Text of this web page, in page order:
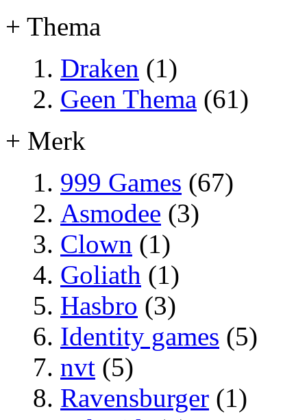
+ Thema
Draken (1)
Geen Thema (61)
+ Merk
999 Games (67)
Asmodee (3)
Clown (1)
Goliath (1)
Hasbro (3)
Identity games (5)
nvt (5)
Ravensburger (1)